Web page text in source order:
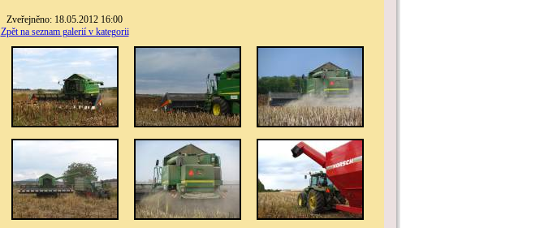
Zveřejněno: 18.05.2012 16:00
Zpět na seznam galerií v kategorii